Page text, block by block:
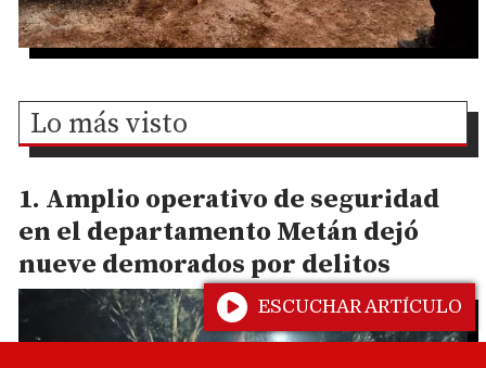
Lo más visto
Amplio operativo de seguridad
en el departamento Metán dejó
nueve demorados por delitos
ESCUCHAR ARTÍCULO